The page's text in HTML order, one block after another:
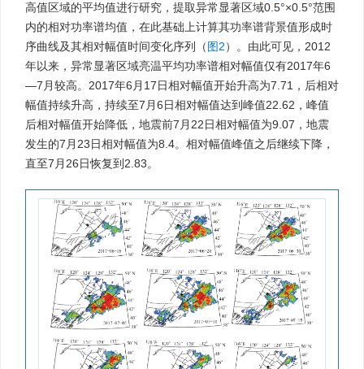
高值区域的平均值进行研究，提取异常显著区域0.5°×0.5°范围
内的相对功率谱均值，在此基础上计算其功率谱背景值形成时
序曲线及其相对幅值时间变化序列（图2）。由此可见，2012
年以来，异常显著区域亮温平均功率谱相对幅值仅有2017年6
—7月较高。2017年6月17日相对幅值开始升高为7.71，后相对
幅值持续升高，持续至7月6日相对幅值达到峰值22.62，峰值
后相对幅值开始降低，地震前7月22日相对幅值为9.07，地震
发生的7月23日相对幅值为8.4。相对幅值峰值之后继续下降，
直至7月26日恢复到2.83。